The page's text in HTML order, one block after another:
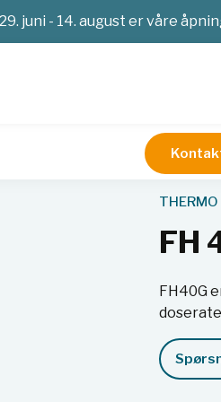
29. juni - 14. august er våre
Alfa-Beta-
THERMO
FH
FH40G